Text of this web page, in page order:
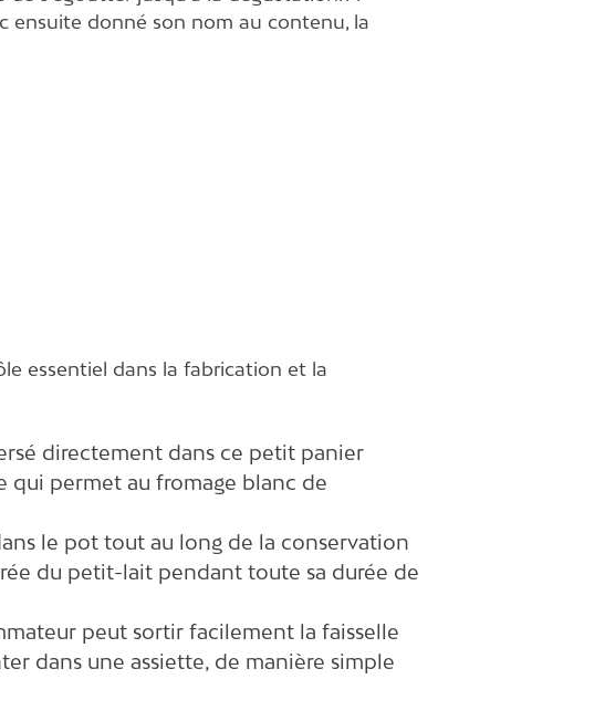
ensuite donné son nom au contenu, la
essentiel dans la fabrication et la
directement dans ce petit panier
qui permet au fromage blanc de
le pot tout au long de la conservation
du petit-lait pendant toute sa durée de
peut sortir facilement la faisselle
dans une assiette, de manière simple